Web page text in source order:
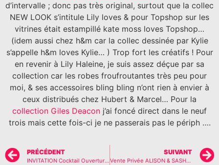
d’intervalle ; donc pas très original, surtout que la collec
NEW LOOK s’intitule Lily loves & pour Topshop sur les
vitrines était estampillé kate moss loves Topshop…
(idem aussi chez h&m car la collec dessinée par Kylie
s’appelle h&m loves Kylie… ) Trop fort les créatifs ! Pour
en revenir à Lily Haleine, je suis assez déçue par sa
collection car les robes froufroutantes très peu pour
moi, & ses accessoires bling bling n’ont rien à envier à
ceux distribués chez Hubert & Marcel… Pour la
collection Giles Deacon j’ai foncé direct dans le neuf
trois mais cette fois-ci je ne passerais pas le périph ….
PRÉCÉDENT
INVITATION Cocktail Ouverture boutique EMILIE CASIEZ
SUIVANT
Vente Privée ALISON & SASHA!!